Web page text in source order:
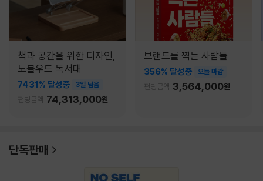
책과 공간을 위한 디자인,
노블우드 독서대
7431% 달성중 3일 남음
펀딩금액 74,313,000원
브랜드를 찍는 사람들
356% 달성중 오늘 마감
펀딩금액 3,564,000원
단독판매